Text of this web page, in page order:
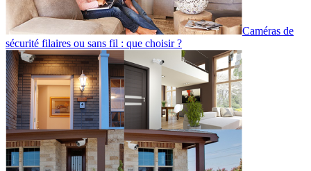
Caméras de
sécurité filaires ou sans fil : que choisir ?